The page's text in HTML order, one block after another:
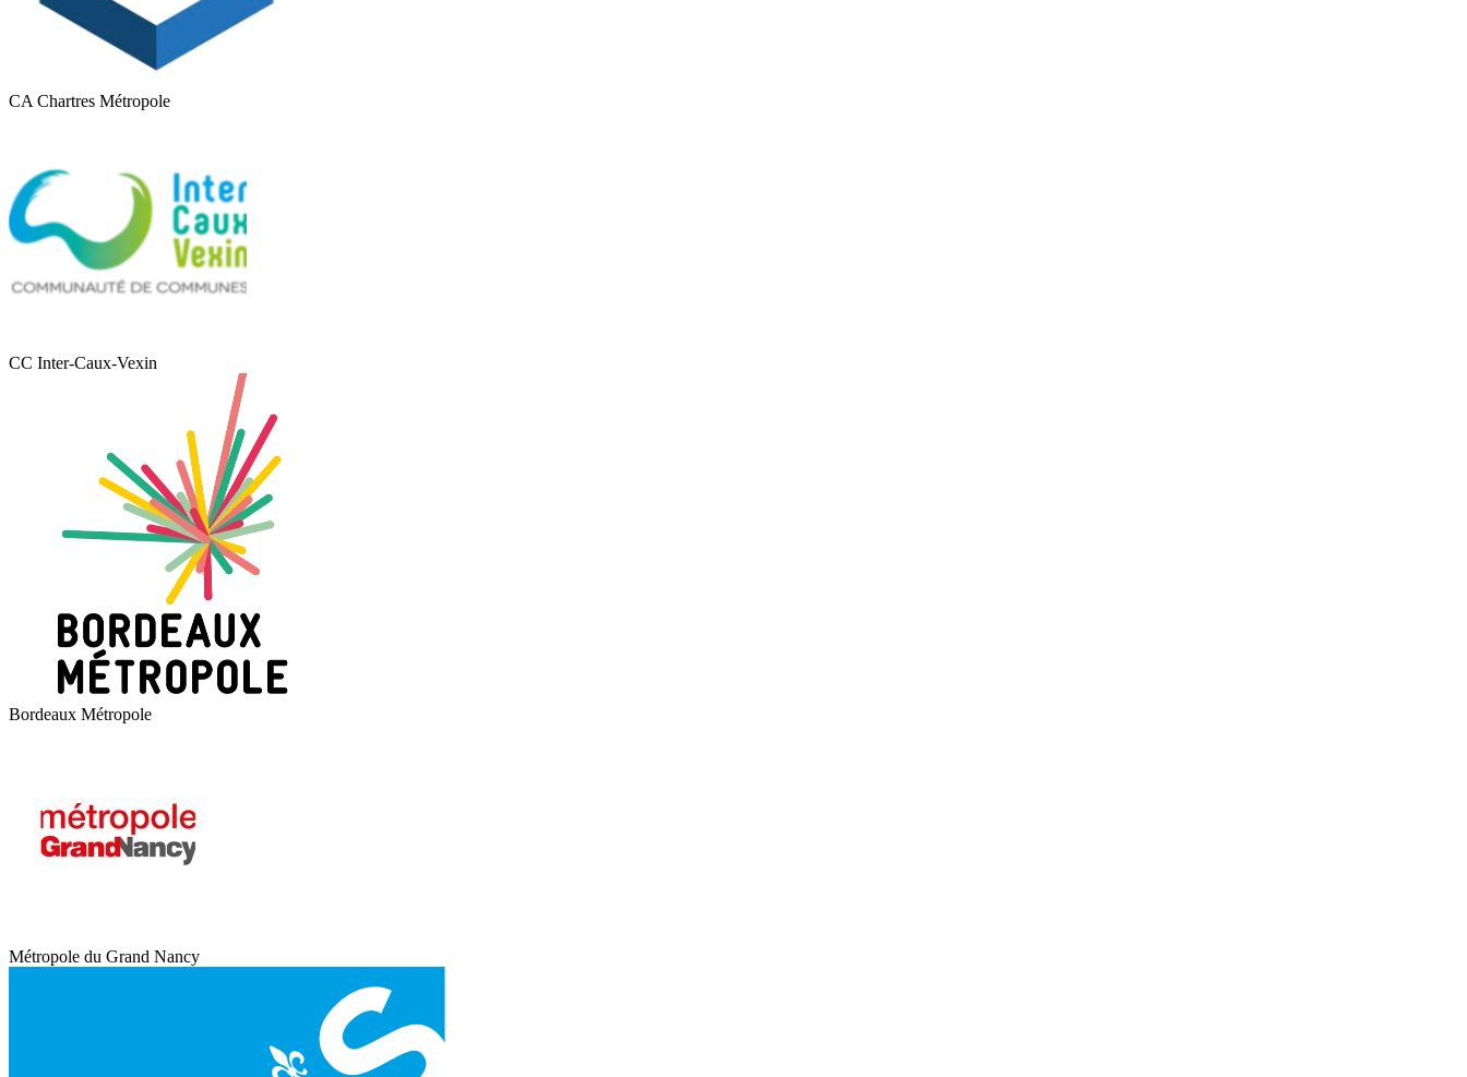
CA Chartres Métropole
CC Inter-Caux-Vexin
Bordeaux Métropole
Métropole du Grand Nancy